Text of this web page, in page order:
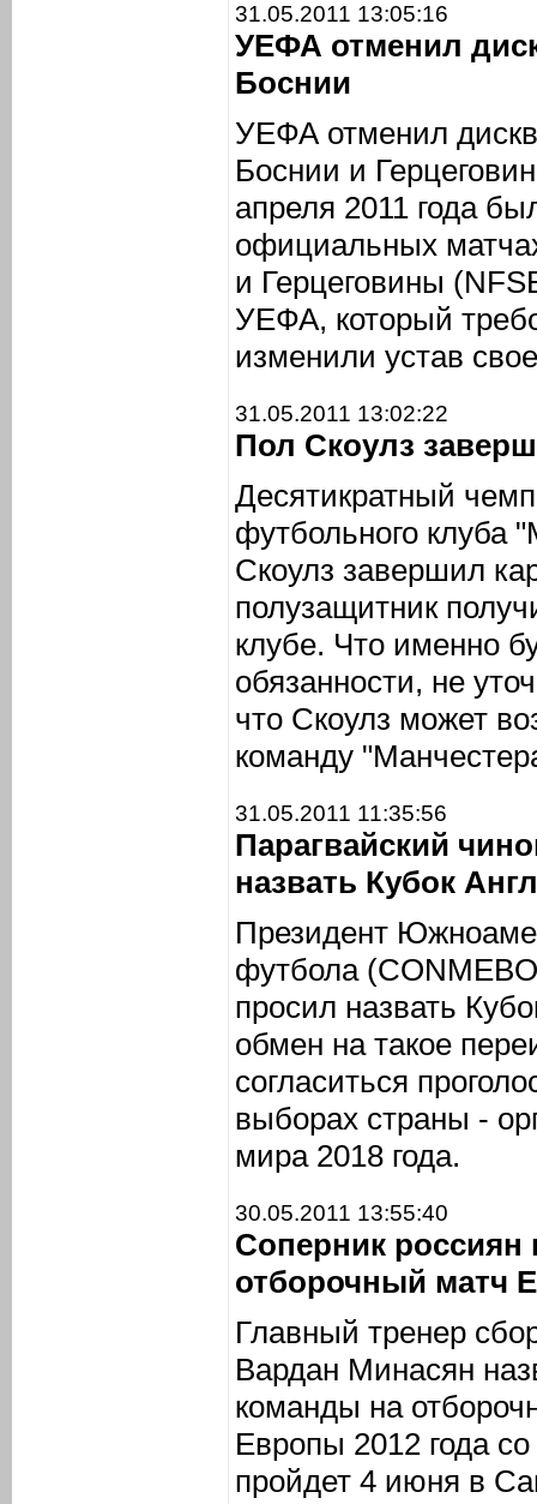
31.05.2011 13:05:16
УЕФА отменил
Боснии
УЕФА отменил
Боснии и
апреля 2011 года
официальных
и Герцеговины
УЕФА, который
изменили устав
31.05.2011 13:02:22
Пол Скоулз
Десятикратный
футбольного клуба
Скоулз завершил
полузащитник
клубе. Что именно
обязанности, не
что Скоулз может
команду
31.05.2011 11:35:56
Парагвайский
назвать Кубок
Президент
футбола
просил назвать
обмен на такое
согласиться
выборах страны -
мира 2018 года.
30.05.2011 13:55:40
Соперник россиян
отборочный матч
Главный тренер
Вардан Минасян
команды на
Европы 2012 года
пройдет 4 июня в